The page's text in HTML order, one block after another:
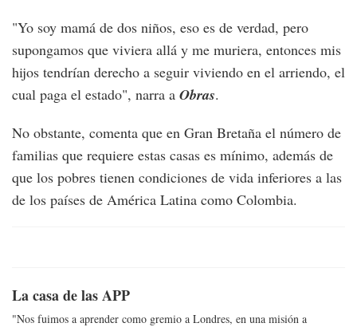
"Yo soy mamá de dos niños, eso es de verdad, pero
supongamos que viviera allá y me muriera, entonces mis
hijos tendrían derecho a seguir viviendo en el arriendo, el
cual paga el estado", narra a Obras.
No obstante, comenta que en Gran Bretaña el número de
familias que requiere estas casas es mínimo, además de
que los pobres tienen condiciones de vida inferiores a las
de los países de América Latina como Colombia.
La casa de las APP
"Nos fuimos a aprender como gremio a Londres, en una misión a